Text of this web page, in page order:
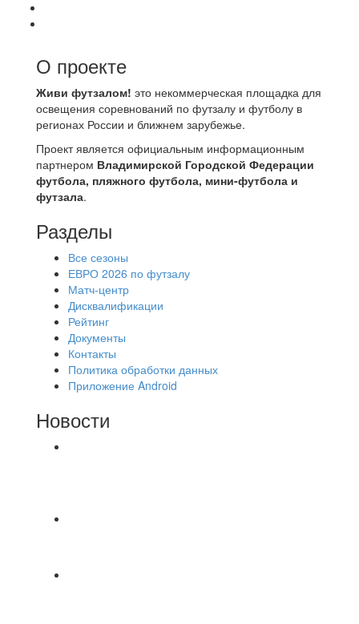
О проекте
Живи футзалом! это некоммерческая площадка для
освещения соревнований по футзалу и футболу в
регионах России и ближнем зарубежье.
Проект является официальным информационным
партнером Владимирской Городской Федерации
футбола, пляжного футбола, мини-футбола и
футзала.
Разделы
Все сезоны
ЕВРО 2026 по футзалу
Матч-центр
Дисквалификации
Рейтинг
Документы
Контакты
Политика обработки данных
Приложение Android
Новости